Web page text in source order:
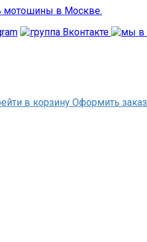
в корзину Оформить заказ